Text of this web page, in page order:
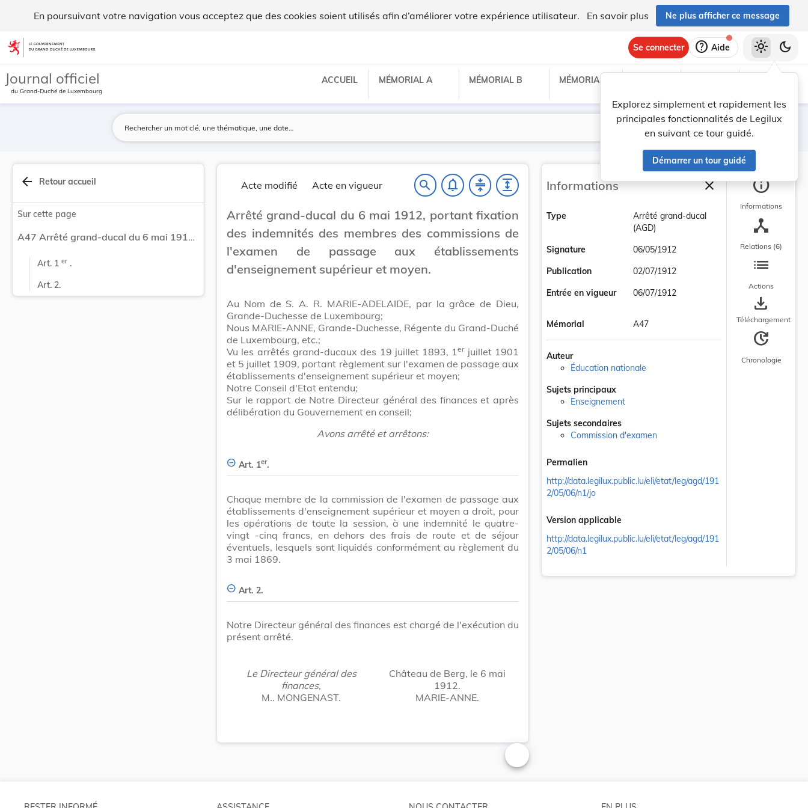
En poursuivant votre navigation vous acceptez que des cookies soient utilisés afin d’améliorer votre expérience utilisateur. En savoir plus Ne plus afficher ce message
Aller au contenu
Se connecter help Aide
Explorez simplement et rapidement les
principales fonctionnalités de Legilux
en suivant ce tour guidé.
Démarrer un tour guidé
light_mode dark_mode
Journal officiel
du Grand-Duché de Luxembourg
ACCUEIL MÉMORIAL A MÉMORIAL B MÉMORIAL C
Lancer la recherche
Filtres
arrow_back Retour accueil
Sur cette page
A47 Arrêté grand-ducal du 6 mai 1912 portant fixation des indemnités des membres des commissions de l'examen de passage aux établissements d'enseignement supérieur et moyen.
Art. 1 er .
Art. 2.
Acte modifié Acte en vigueur search notifications_none compress expand
Arrêté grand-ducal du 6 mai 1912, portant fixation
des indemnités des membres des commissions de
l'examen de passage aux établissements
d'enseignement supérieur et moyen.
Au Nom de S. A. R. MARIE-ADELAIDE, par la grâce de Dieu,
Grande-Duchesse de Luxembourg;
Nous MARIE-ANNE, Grande-Duchesse, Régente du Grand-Duché
de Luxembourg, etc.;
Vu les arrêtés grand-ducaux des 19 juillet 1893, 1erjuillet 1901
et 5 juillet 1909, portant règlement sur l'examen de passage aux
établissements d'enseignement supérieur et moyen;
Notre Conseil d'Etat entendu;
Sur le rapport de Notre Directeur général des finances et après
délibération du Gouvernement en conseil;
Avons arrêté et arrêtons:
Art. 1er.
Chaque membre de la commission de l'examen de passage aux
établissements d'enseignement supérieur et moyen a droit, pour
les opérations de toute la session, à une indemnité le quatre-
vingt -cinq francs, en dehors des frais de route et de séjour
éventuels, lesquels sont liquidés conformément au règlement du
3 mai 1869.
Art. 2.
Notre Directeur général des finances est chargé de l'exécution du
présent arrêté.
Le Directeur général des
finances,
M.. MONGENAST.
Château de Berg, le 6 mai
1912.
MARIE-ANNE.
Changer la taille du texte
Informations closeFermer la barre
Type
Arrêté grand-ducal
(AGD)
Signature
06/05/1912
Publication
02/07/1912
Entrée en vigueur
06/07/1912
Mémorial A47
Auteur
Éducation nationale
Sujets principaux
Enseignement
Sujets secondaires
Commission d'examen
Permalien
http://data.legilux.public.lu/eli/etat/leg/agd/191
2/05/06/n1/jo
Version applicable
http://data.legilux.public.lu/eli/etat/leg/agd/191
2/05/06/n1
info
Informations
device_hub
Relations (6)
list
Actions
save_alt
Téléchargement
update
Chronologie